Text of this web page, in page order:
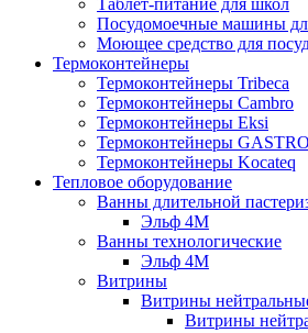
Таблет-питание для школ
Посудомоечные машины
Моющее средство для
Термоконтейнеры
Термоконтейнеры Tribeca
Термоконтейнеры Cambro
Термоконтейнеры Eksi
Термоконтейнеры
Термоконтейнеры Kocateq
Тепловое оборудование
Ванны длительной
Эльф 4М
Ванны технологические
Эльф 4М
Витрины
Витрины
Витрины